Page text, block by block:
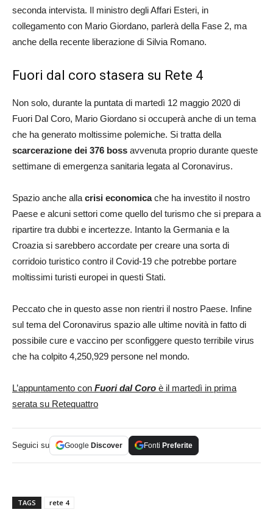
seconda intervista. Il ministro degli Affari Esteri, in
collegamento con Mario Giordano, parlerà della Fase 2, ma
anche della recente liberazione di Silvia Romano.
Fuori dal coro stasera su Rete 4
Non solo, durante la puntata di martedì 12 maggio 2020 di
Fuori Dal Coro, Mario Giordano si occuperà anche di un tema
che ha generato moltissime polemiche. Si tratta della
scarcerazione dei 376 boss avvenuta proprio durante queste
settimane di emergenza sanitaria legata al Coronavirus.
Spazio anche alla crisi economicache ha investito il nostro
Paese e alcuni settori come quello del turismo che si prepara a
ripartire tra dubbi e incertezze. Intanto la Germania e la
Croazia si sarebbero accordate per creare una sorta di
corridoio turistico contro il Covid-19 che potrebbe portare
moltissimi turisti europei in questi Stati.
Peccato che in questo asse non rientri il nostro Paese. Infine
sul tema del Coronavirus spazio alle ultime novità in fatto di
possibile cure e vaccino per sconfiggere questo terribile virus
che ha colpito 4,250,929 persone nel mondo.
L’appuntamento con Fuori dal Coro è il martedì in prima
serata su Retequattro
Seguici su Google Discover Fonti Preferite
TAGS rete 4